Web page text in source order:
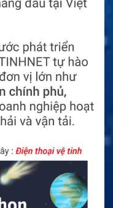
hãng?
VHF.
McMurdo.
hoạt động hiệu